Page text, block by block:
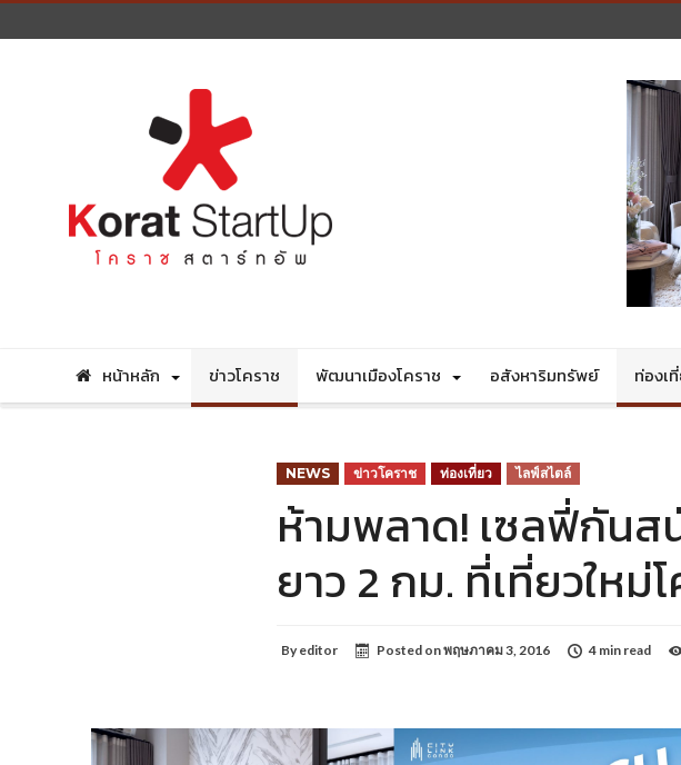
หน้าหลัก ข่าวโคราช พัฒนาเมืองโคราช อสังหาริมทรัพย์ ท่องเ
NEWS ข่าวโคราช ท่องเที่ยว ไลฟ์สไตล์
ห้ามพลาด! เซลฟี่กัน
ยาว 2 กม. ที่เที่ยวให
By editor Posted onพฤษภาคม 3, 2016 4 min read